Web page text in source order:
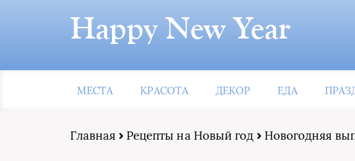
Happy New Year
МЕСТА КРАСОТА ДЕКОР ЕДА
Главная Рецепты на Новый год Новогодняя